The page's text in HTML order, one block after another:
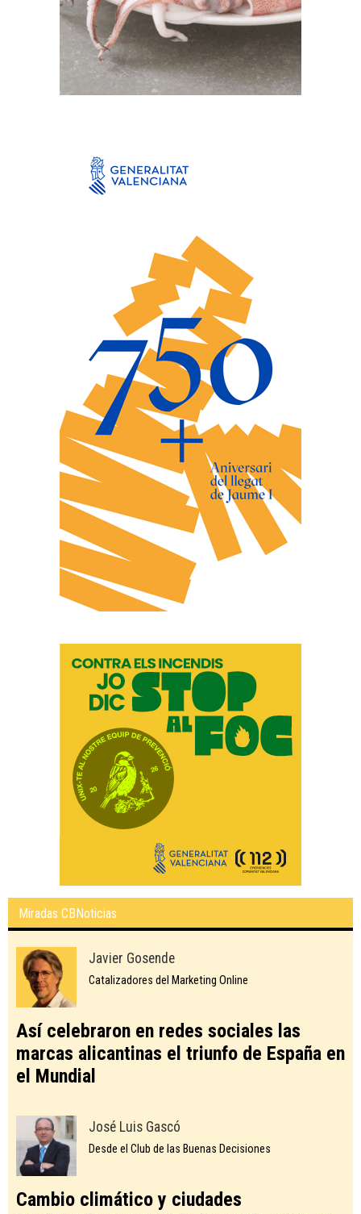
Miradas CBNoticias
Javier Gosende
Catalizadores del Marketing Online
Así celebraron en redes sociales las
marcas alicantinas el triunfo de España en
el Mundial
José Luis Gascó
Desde el Club de las Buenas Decisiones
Cambio climático y ciudades